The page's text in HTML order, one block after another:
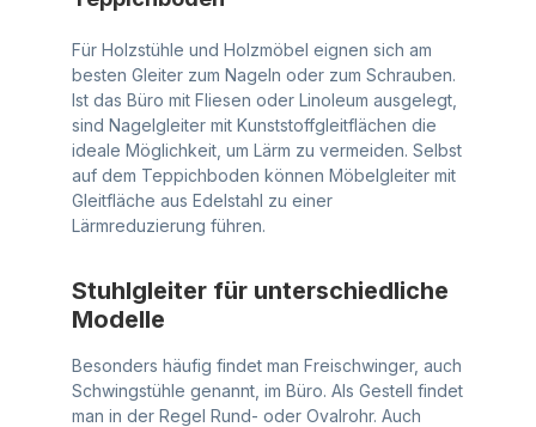
Für Holzstühle und Holzmöbel eignen sich am
besten Gleiter zum Nageln oder zum Schrauben.
Ist das Büro mit Fliesen oder Linoleum ausgelegt,
sind Nagelgleiter mit Kunststoffgleitflächen die
ideale Möglichkeit, um Lärm zu vermeiden. Selbst
auf dem Teppichboden können Möbelgleiter mit
Gleitfläche aus Edelstahl zu einer
Lärmreduzierung führen.
Stuhlgleiter für unterschiedliche
Modelle
Besonders häufig findet man Freischwinger, auch
Schwingstühle genannt, im Büro. Als Gestell findet
man in der Regel Rund- oder Ovalrohr. Auch